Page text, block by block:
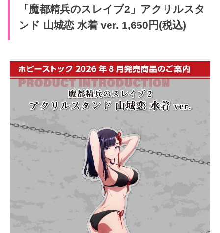
「魔都精兵のスレイブ2」アクリルスタ
ンド 山城恋 水着 ver. 1,650円(税込)